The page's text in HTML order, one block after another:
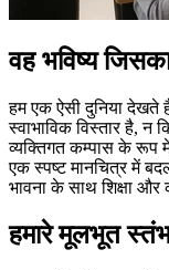
वह भविष्य
हम एक ऐसी दुनिया
स्वाभाविक विस्तार है,
व्यक्तिगत कम्पास के रूप
एक स्पष्ट मानचित्र में
भावना के साथ शिक्षा
हमारे मूलभूत